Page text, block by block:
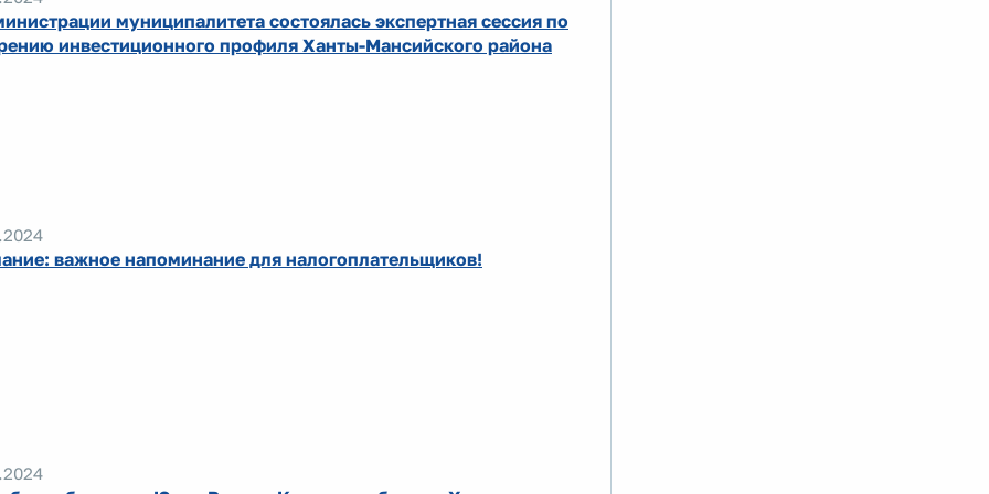
муниципалитета состоялась экспертная сессия по
инвестиционного профиля Ханты-Мансийского района
важное напоминание для налогоплательщиков!